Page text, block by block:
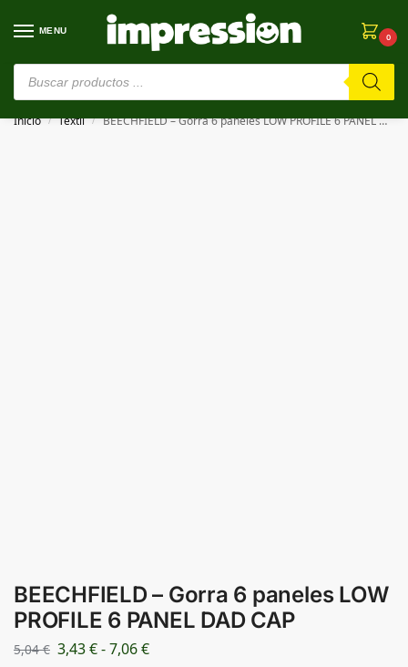
MENU
0
⚠️ Estamos en pruebas. Si algo falla, ¡Perdón!⚠️
Inicio / Textil / BEECHFIELD – Gorra 6 paneles LOW PROFILE 6 PANEL DAD CAP
BEECHFIELD – Gorra 6 paneles LOW
PROFILE 6 PANEL DAD CAP
5,04€ 3,43€-7,06€